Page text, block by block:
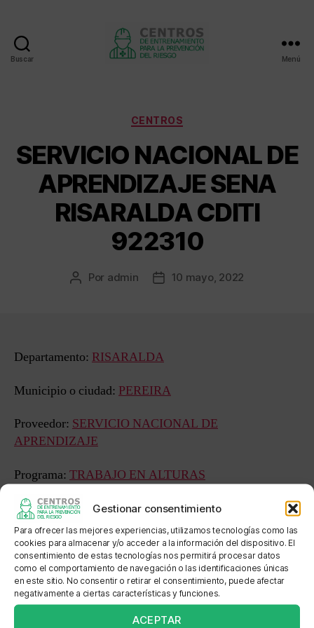
Gestionar consentimiento
Para ofrecer las mejores experiencias, utilizamos tecnologías como las
cookies para almacenar y/o acceder a la información del dispositivo. El
consentimiento de estas tecnologías nos permitirá procesar datos
como el comportamiento de navegación o las identificaciones únicas
en este sitio. No consentir o retirar el consentimiento, puede afectar
negativamente a ciertas características y funciones.
ACEPTAR
Buscar Menú
Categorías
CENTROS
SERVICIO NACIONAL DE
APRENDIZAJE SENA
RISARALDA CDITI
922310
Autor
Por admin
Fecha10 mayo, 2022
Departamento: RISARALDA
Municipio o ciudad: PEREIRA
Proveedor: SERVICIO NACIONAL DE
APRENDIZAJE
Programa: TRABAJO EN ALTURAS
Estado:APROBADO FORMACIÓN EN EMPRESA
Sede: CENTRO DE DISEÑO E INNOVACION
TECNOLOGICA INDUSTRIAL
Dirección: CALLE 26 TRANSV 7